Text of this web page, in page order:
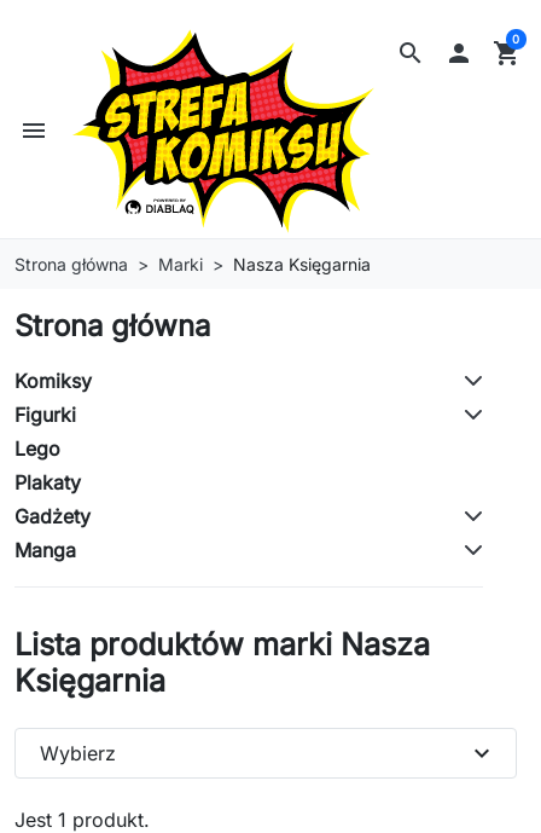
search
menu
 shopping_cart
0
Strona główna Marki Nasza Księgarnia
Strona główna
Komiksy
Figurki
Lego
Plakaty
Gadżety
Manga
Lista produktów marki Nasza
Księgarnia
Jest 1 produkt.
Wybierz expand_more